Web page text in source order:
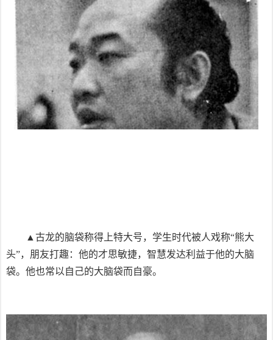
▲古龙的脑袋称得上特大号，学生时代被人戏称“熊大
头”，朋友打趣：他的才思敏捷，智慧发达利益于他的大脑
袋。他也常以自己的大脑袋而自豪。